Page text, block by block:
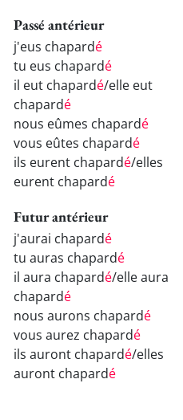
Passé antérieur
j'eus chapardé
tu eus chapardé
il eut chapardé/elle eut
chapardé
nous eûmes chapardé
vous eûtes chapardé
ils eurent chapardé/elles
eurent chapardé
Futur antérieur
j'aurai chapardé
tu auras chapardé
il aura chapardé/elle aura
chapardé
nous aurons chapardé
vous aurez chapardé
ils auront chapardé/elles
auront chapardé